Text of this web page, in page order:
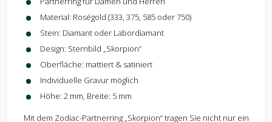
Material: Roségold (333, 375, 585 oder 750)
Stein: Diamant oder Labordiamant
Design: Sternbild „Skorpion“
Oberfläche: mattiert & satiniert
Individuelle Gravur möglich
Höhe: 2 mm, Breite: 5 mm
Mit dem Zodiac-Partnerring „Skorpion“ tragen Sie nicht nur ein